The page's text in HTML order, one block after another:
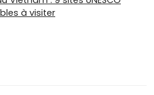
à visiter